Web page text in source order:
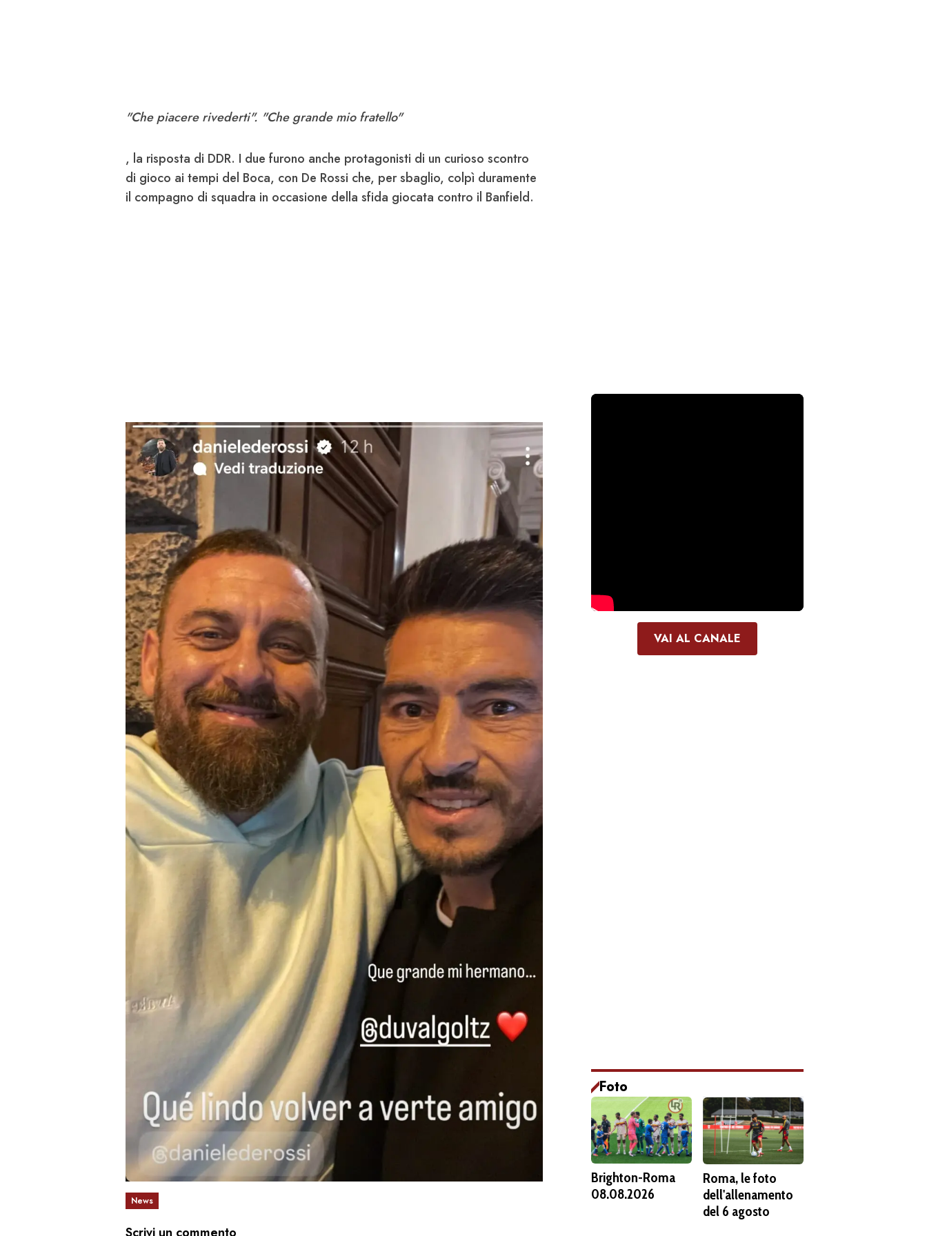
"Che piacere rivederti". "Che grande mio fratello"
, la risposta di DDR. I due furono anche protagonisti di un curioso scontro
di gioco ai tempi del Boca, con De Rossi che, per sbaglio, colpì duramente
il compagno di squadra in occasione della sfida giocata contro il Banfield.
News
VAI AL CANALE
Foto
Brighton-Roma
08.08.2026
Roma, le foto
dell'allenamento
del 6 agosto